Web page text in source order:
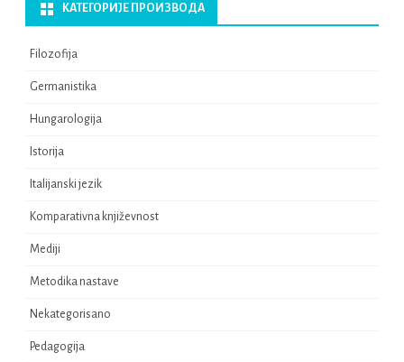
КАТЕГОРИЈЕ ПРОИЗВОДА
Filozofija
Germanistika
Hungarologija
Istorija
Italijanski jezik
Komparativna književnost
Mediji
Metodika nastave
Nekategorisano
Pedagogijа